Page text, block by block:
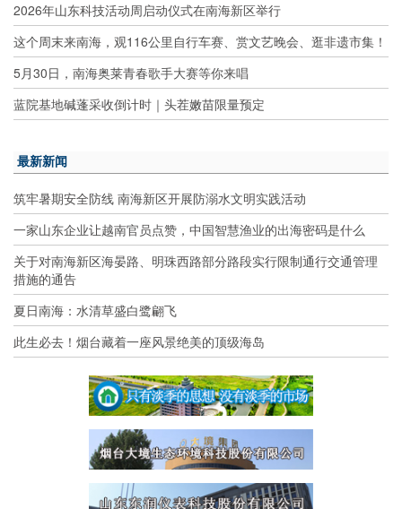
2026年山东科技活动周启动仪式在南海新区举行
这个周末来南海，观116公里自行车赛、赏文艺晚会、逛非遗市集！
5月30日，南海奥莱青春歌手大赛等你来唱
蓝院基地碱蓬采收倒计时｜头茬嫩苗限量预定
最新新闻
筑牢暑期安全防线 南海新区开展防溺水文明实践活动
一家山东企业让越南官员点赞，中国智慧渔业的出海密码是什么
关于对南海新区海晏路、明珠西路部分路段实行限制通行交通管理
措施的通告
夏日南海：水清草盛白鹭翩飞
此生必去！烟台藏着一座风景绝美的顶级海岛